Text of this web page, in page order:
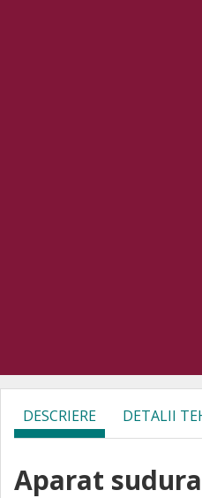
DESCRIERE DETALII
Aparat